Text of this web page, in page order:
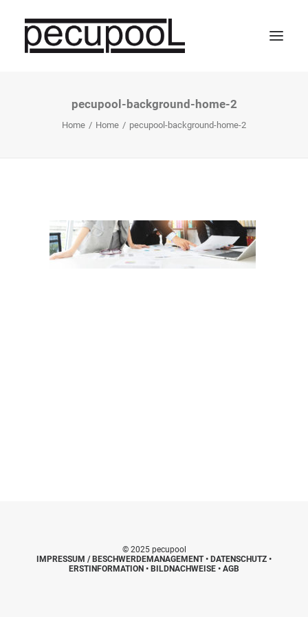
Vergütung
pecupool-background-home-2
Home Home pecupool-background-home-2
© 2025 pecupool
IMPRESSUM / BESCHWERDEMANAGEMENT• DATENSCHUTZ •
ERSTINFORMATION • BILDNACHWEISE • AGB